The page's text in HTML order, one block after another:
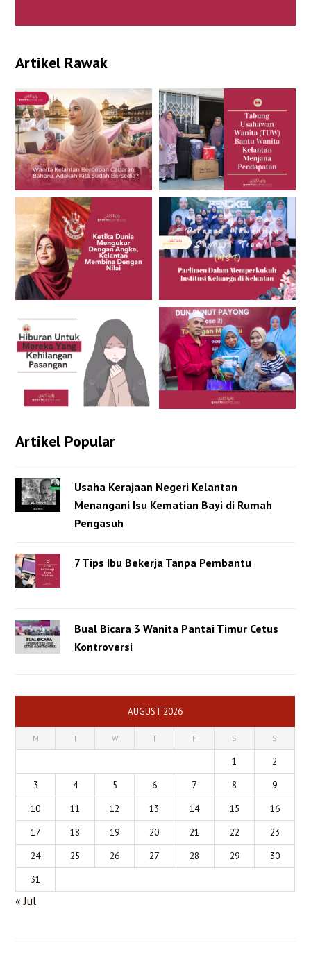
Artikel Rawak
Artikel Popular
Usaha Kerajaan Negeri Kelantan
Menangani Isu Kematian Bayi di Rumah
Pengasuh
7 Tips Ibu Bekerja Tanpa Pembantu
Bual Bicara 3 Wanita Pantai Timur Cetus
Kontroversi
AUGUST 2026
M T W T F S S
1
2
3
4 5 6 7 8
9
10
11 12 13 14 15
16
17
18 19 20 21 22
23
24
25 26 27 28 29
30
31
« Jul